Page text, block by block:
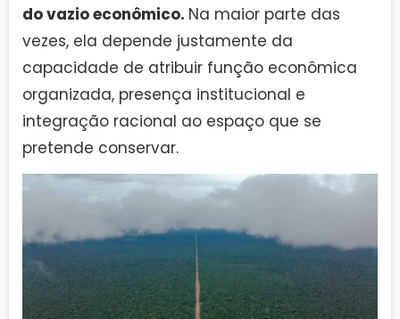
do vazio econômico. Na maior parte das
vezes, ela depende justamente da
capacidade de atribuir função econômica
organizada, presença institucional e
integração racional ao espaço que se
pretende conservar.